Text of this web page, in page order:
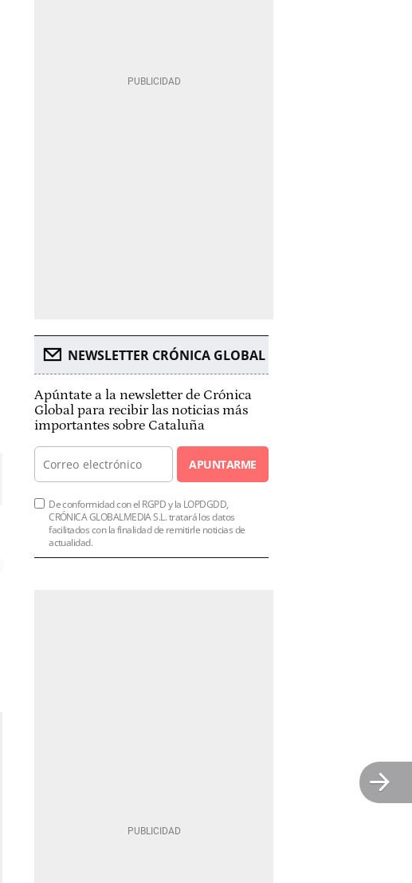
NEWSLETTER CRÓNICA GLOBAL
Apúntate a la newsletter de Crónica
Global para recibir las noticias más
importantes sobre Cataluña
APUNTARME
De conformidad con el RGPD y la LOPDGDD,
CRÓNICA GLOBALMEDIA S.L. tratará los datos
facilitados con la finalidad de remitirle noticias de
actualidad.